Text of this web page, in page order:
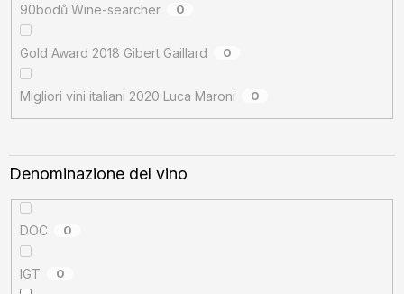
90bodů Wine-searcher 0
Gold Award 2018 Gibert Gaillard 0
Migliori vini italiani 2020 Luca Maroni 0
Denominazione del vino
DOC 0
IGT 0